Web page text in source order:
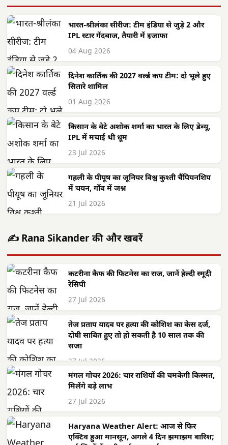
भारत-श्रीलंका सीरीज: टीम इंडिया से जुड़े 2 और
IPL स्टार गेंदबाज, तैयारी में इजाफा
04 Aug 2026
दिनेश कार्तिक की 2027 वर्ल्ड कप टीम: दो भूले हुए
सितारे शामिल
01 Aug 2026
किसान के बेटे अशोक शर्मा का भारत के लिए डेब्यू,
IPL में मचाई थी धूम
23 Jul 2026
गहली के पीयूष का जूनियर विश्व कुश्ती चैंपियनशिप
में चयन, गाँव में जश्न
21 Jul 2026
✍️ Rana Sikander की और खबरें
कटरीना कैफ की फिटनेस का राज, जानें हेल्दी स्मूदी
रेसिपी
27 Jul 2026
तेज प्रताप यादव पर हत्या की कोशिश का केस दर्ज,
दोषी साबित हुए तो हो सकती है 10 साल तक की
सजा
27 Jul 2026
मंगल गोचर 2026: चार राशियों की चमकेगी किस्मत,
मिलेंगे बड़े लाभ
27 Jul 2026
Haryana Weather Alert: आज से फिर
एक्टिव हुआ मानसून, अगले 4 दिन झमाझम बारिश;